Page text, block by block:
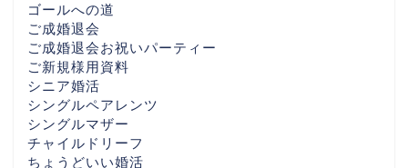
ゴールへの道
ご成婚退会
ご成婚退会お祝いパーティー
ご新規様用資料
シニア婚活
シングルペアレンツ
シングルマザー
チャイルドリーフ
ちょうどいい婚活